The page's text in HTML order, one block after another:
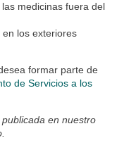
medicinas fuera del
los exteriores
formar parte de
de Servicios a los
en nuestro